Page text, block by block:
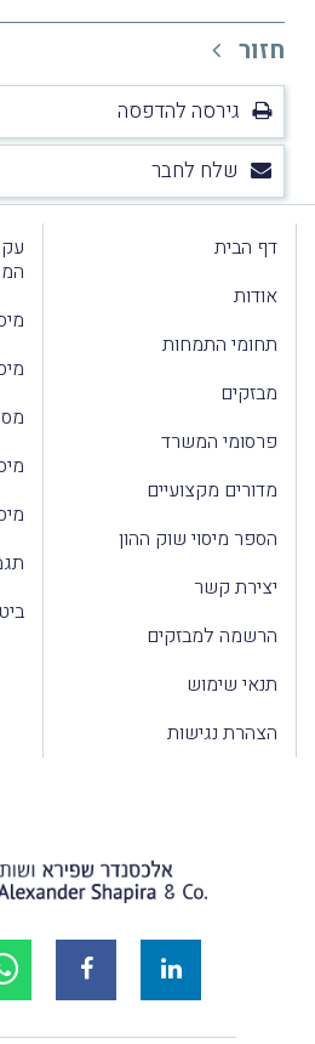
חזור
גירסה להדפסה
שלח לחבר
דף הבית
אודות
תחומי התמחות
מבזקים
פרסומי המשרד
מדורים מקצועיים
הספר מיסוי שוק ההון
יצירת קשר
הרשמה למבזקים
תנאי שימוש
הצהרת נגישות